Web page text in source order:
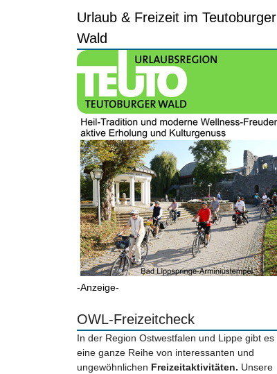
Urlaub & Freizeit im Teutoburger
Wald
-Anzeige-
OWL-Freizeitcheck
In der Region Ostwestfalen und Lippe gibt es
eine ganze Reihe von interessanten und
ungewöhnlichen Freizeitaktivitäten. Unsere